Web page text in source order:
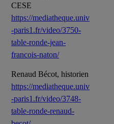
CESE
https://mediatheque.univ
-paris1.fr/video/3750-
table-ronde-jean-
francois-naton/
Renaud Bécot, historien
https://mediatheque.univ
-paris1.fr/video/3748-
table-ronde-renaud-